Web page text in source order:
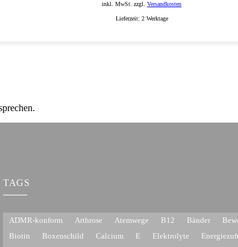
inkl. MwSt. zzgl. Versandkosten
Lieferzeit: 2 Werktage
TAGS
ADMR-konform Arthrose Atemwege B12 Bänder
Biotin
Boxenschild Calcium E Elektrolyte